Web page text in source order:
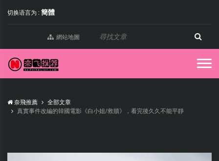
切换语言为 : 簡體
網站地圖
奈飛推薦
全部文章
真實事件改編的韓國電影《白小姐/救贖》，看完後久久不能平靜